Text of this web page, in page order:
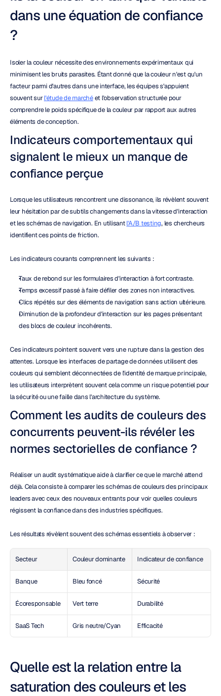
dans une équation de confiance
?
Isoler la couleur nécessite des environnements expérimentaux qui
minimisent les bruits parasites. Étant donné que la couleur n'est qu'un
facteur parmi d'autres dans une interface, les équipes s'appuient
souvent sur l'étude de marché et l'observation structurée pour
comprendre le poids spécifique de la couleur par rapport aux autres
éléments de conception.
Indicateurs comportementaux qui
signalent le mieux un manque de
confiance perçue
Lorsque les utilisateurs rencontrent une dissonance, ils révèlent souvent
leur hésitation par de subtils changements dans la vitesse d'interaction
et les schémas de navigation. En utilisant l'A/B testing, les chercheurs
identifient ces points de friction.
Les indicateurs courants comprennent les suivants :
Taux de rebond sur les formulaires d'interaction à fort contraste.
Temps excessif passé à faire défiler des zones non interactives.
Clics répétés sur des éléments de navigation sans action ultérieure.
Diminution de la profondeur d'interaction sur les pages présentant
des blocs de couleur incohérents.
Ces indicateurs pointent souvent vers une rupture dans la gestion des
attentes. Lorsque les interfaces de partage de données utilisent des
couleurs qui semblent déconnectées de l'identité de marque principale,
les utilisateurs interprètent souvent cela comme un risque potentiel pour
la sécurité ou une faille dans l'architecture du système.
Comment les audits de couleurs des
concurrents peuvent-ils révéler les
normes sectorielles de confiance ?
Réaliser un audit systématique aide à clarifier ce que le marché attend
déjà. Cela consiste à comparer les schémas de couleurs des principaux
leaders avec ceux des nouveaux entrants pour voir quelles couleurs
régissent la confiance dans des industries spécifiques.
Les résultats révèlent souvent des schémas essentiels à observer :
Secteur Couleur dominante Indicateur de confiance
Banque Bleu foncé Sécurité
Écoresponsable Vert terre Durabilité
SaaS Tech Gris neutre/Cyan Efficacité
Quelle est la relation entre la
saturation des couleurs et les